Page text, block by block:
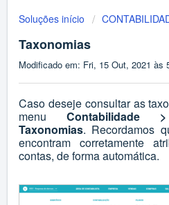
Soluções início
Taxonomias
Modificado em: Fri, 15 Out, 2021 às
Caso deseje consultar as
menu Contabilidade
Taxonomias. Recordamos
encontram corretamente
contas, de forma automática.